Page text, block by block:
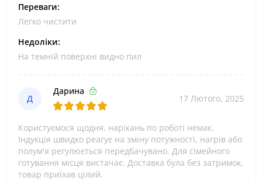
Переваги:
Легко чистити
Недоліки:
На темній поверхні видно пил
Д
Дарина
17 Лютого, 2025
Користуємося щодня, нарікань по роботі немає.
Індукція швидко реагує на зміну потужності, нагрів або
полум'я регулюється передбачувано. Для сімейного
готування місця вистачає. Доставка була без затримок,
товар приїхав цілий.